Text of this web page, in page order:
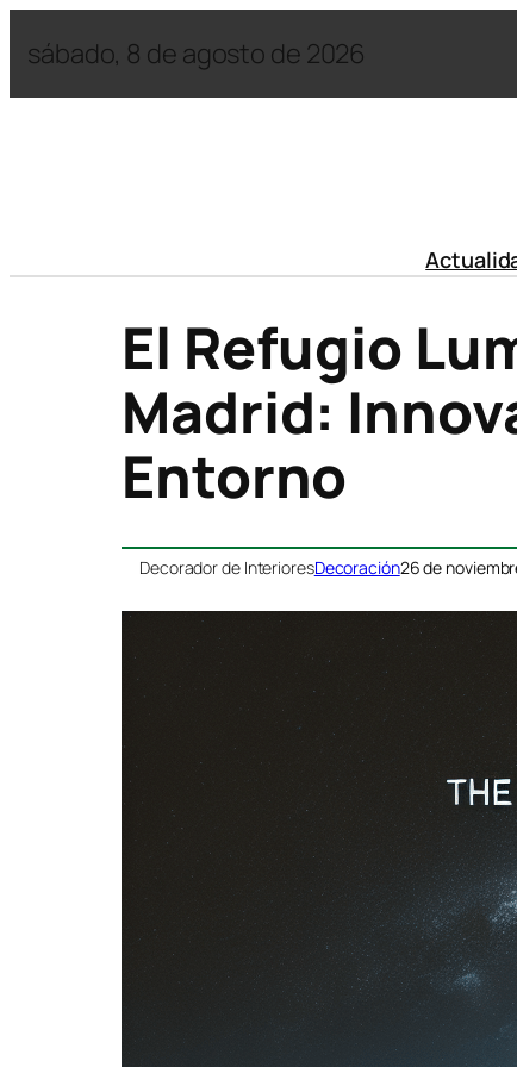
sábado, 8 de agosto de 2026
El Refugio
Madrid:
Entorno
Decorador de InterioresDecoración26 de